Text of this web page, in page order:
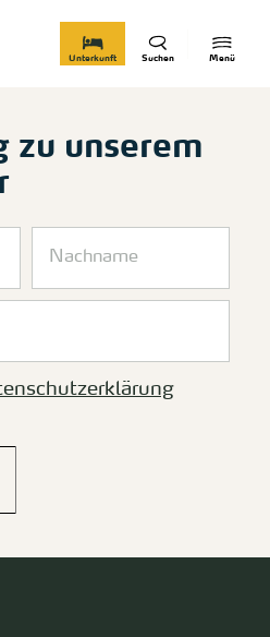
Menü
Suchen
Unterkunft
zu unserem